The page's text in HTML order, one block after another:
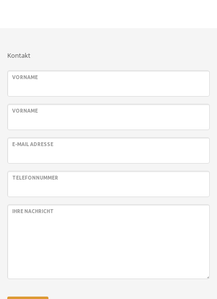
Kontakt
VORNAME
VORNAME
E-MAIL ADRESSE
TELEFONNUMMER
IHRE NACHRICHT